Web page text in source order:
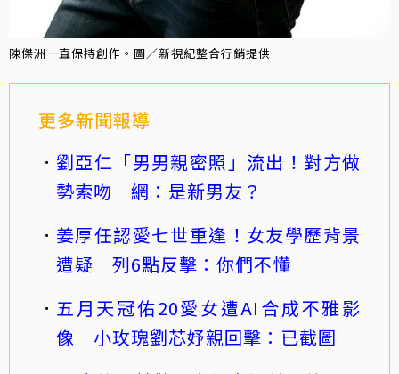
陳傑洲一直保持創作。圖／新視紀整合行銷提供
更多新聞報導
劉亞仁「男男親密照」流出！對方做
勢索吻 網：是新男友？
姜厚任認愛七世重逢！女友學歷背景
遭疑 列6點反擊：你們不懂
五月天冠佑20愛女遭AI合成不雅影
像 小玫瑰劉芯妤親回擊：已截圖